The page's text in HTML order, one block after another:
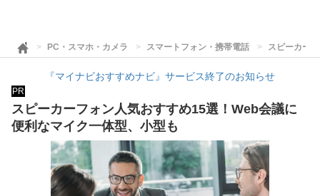
PC・スマホ・カメラ スマートフォン・携帯電話 スピーカー
『マイナビおすすめナビ』サービス終了のお知らせ
PR
スピーカーフォン人気おすすめ15選！Web会議に
便利なマイク一体型、小型も